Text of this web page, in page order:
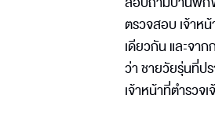
ตรวจสอบ เจ้าห
เดียวกัน และจา
ว่า ชายวัยรุ่นที่ป
เจ้าหน้าที่ตำรวจ